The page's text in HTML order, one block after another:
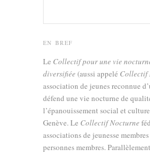
EN BREF
Le Collectif pour une vie
diversifiée (aussi appelé Collectif
association de jeunes reconnue
défend une vie nocturne de
l’épanouissement social et
Genève. Le Collectif Nocturne
associations de jeunesse
personnes membres.